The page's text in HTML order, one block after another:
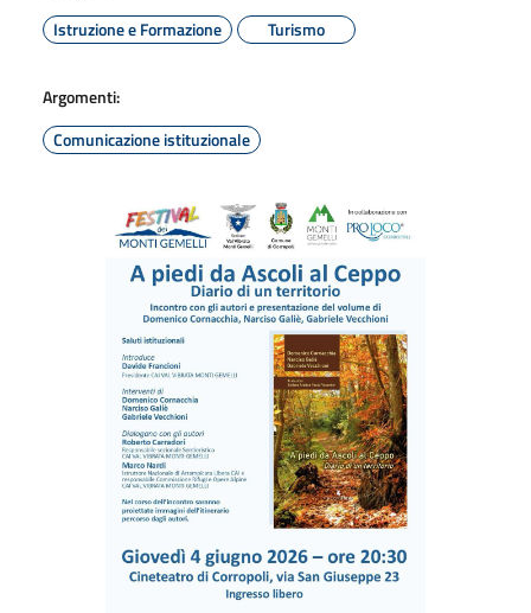
Istruzione e Formazione
Turismo
Argomenti:
Comunicazione istituzionale